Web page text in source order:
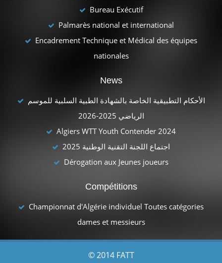
Bureau Exécutif
Palmarès national et international
Encadrement Technique et Médical des équipes
nationales
News
الأحكام التطبيقية الخاصة بالشهادة الطبية السلبية للموسم
الرياضي 2025-2026
Algiers WTT Youth Contender 2024
اجتماع اللجنة التقنية الوطنية 2025
Dérogation aux Jeunes joueurs
Compétitions
Championnat d'Algérie individuel Toutes catégories
dames et messieurs
© 2014 FATT